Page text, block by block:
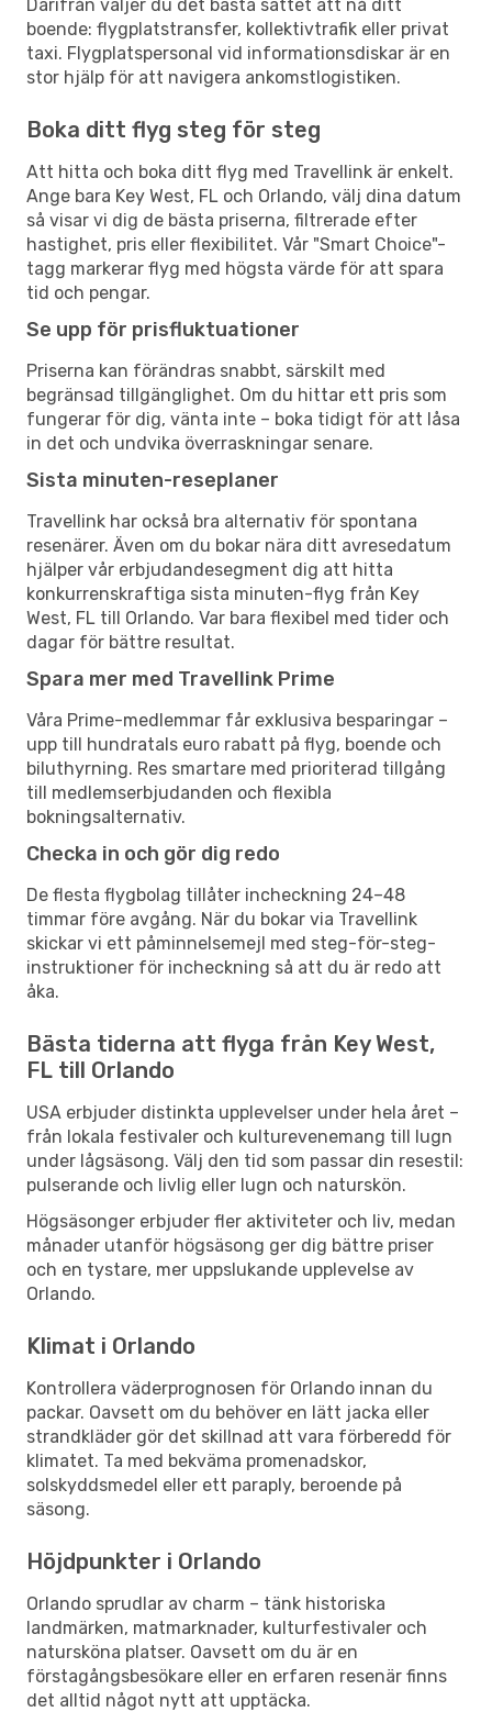
Därifrån väljer du det bästa sättet att nå ditt
boende: flygplatstransfer, kollektivtrafik eller privat
taxi. Flygplatspersonal vid informationsdiskar är en
stor hjälp för att navigera ankomstlogistiken.
Boka ditt flyg steg för steg
Att hitta och boka ditt flyg med Travellink är enkelt.
Ange bara Key West, FL och Orlando, välj dina datum
så visar vi dig de bästa priserna, filtrerade efter
hastighet, pris eller flexibilitet. Vår "Smart Choice"-
tagg markerar flyg med högsta värde för att spara
tid och pengar.
Se upp för prisfluktuationer
Priserna kan förändras snabbt, särskilt med
begränsad tillgänglighet. Om du hittar ett pris som
fungerar för dig, vänta inte – boka tidigt för att låsa
in det och undvika överraskningar senare.
Sista minuten-reseplaner
Travellink har också bra alternativ för spontana
resenärer. Även om du bokar nära ditt avresedatum
hjälper vår erbjudandesegment dig att hitta
konkurrenskraftiga sista minuten-flyg från Key
West, FL till Orlando. Var bara flexibel med tider och
dagar för bättre resultat.
Spara mer med Travellink Prime
Våra Prime-medlemmar får exklusiva besparingar –
upp till hundratals euro rabatt på flyg, boende och
biluthyrning. Res smartare med prioriterad tillgång
till medlemserbjudanden och flexibla
bokningsalternativ.
Checka in och gör dig redo
De flesta flygbolag tillåter incheckning 24–48
timmar före avgång. När du bokar via Travellink
skickar vi ett påminnelsemejl med steg-för-steg-
instruktioner för incheckning så att du är redo att
åka.
Bästa tiderna att flyga från Key West,
FL till Orlando
USA erbjuder distinkta upplevelser under hela året –
från lokala festivaler och kulturevenemang till lugn
under lågsäsong. Välj den tid som passar din resestil:
pulserande och livlig eller lugn och naturskön.
Högsäsonger erbjuder fler aktiviteter och liv, medan
månader utanför högsäsong ger dig bättre priser
och en tystare, mer uppslukande upplevelse av
Orlando.
Klimat i Orlando
Kontrollera väderprognosen för Orlando innan du
packar. Oavsett om du behöver en lätt jacka eller
strandkläder gör det skillnad att vara förberedd för
klimatet. Ta med bekväma promenadskor,
solskyddsmedel eller ett paraply, beroende på
säsong.
Höjdpunkter i Orlando
Orlando sprudlar av charm – tänk historiska
landmärken, matmarknader, kulturfestivaler och
natursköna platser. Oavsett om du är en
förstagångsbesökare eller en erfaren resenär finns
det alltid något nytt att upptäcka.